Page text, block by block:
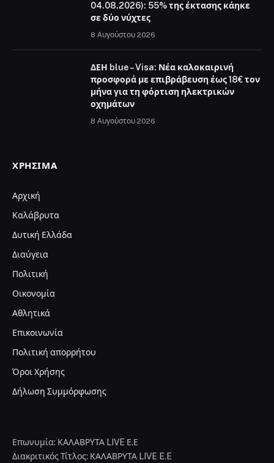
04.08.2026): 55% της έκτασης κάηκε
σε δύο νύχτες
8 Αυγούστου 2026
ΔΕΗ blue – Visa: Νέα καλοκαιρινή
προσφορά με επιβράβευση έως 18€ τον
μήνα για τη φόρτιση ηλεκτρικών
οχημάτων
8 Αυγούστου 2026
ΧΡΉΣΙΜΑ
Αρχική
Καλάβρυτα
Δυτική Ελλάδα
Διαύγεια
Πολιτική
Οικονομία
Αθλητικά
Επικοινωνία
Πολιτική απορρήτου
Όροι Χρήσης
Δήλωση Συμμόρφωσης
Επωνυμία: ΚΑΛΑΒΡΥΤΑ LIVE Ε.Ε
Διακριτικός Τίτλος: ΚΑΛΑΒΡΥΤΑ LIVE E.E